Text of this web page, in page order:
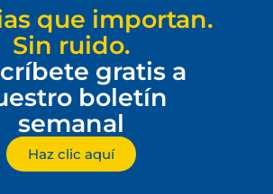
que importan.
Sin ruido.
gratis a
boletín
semanal
Haz clic aquí